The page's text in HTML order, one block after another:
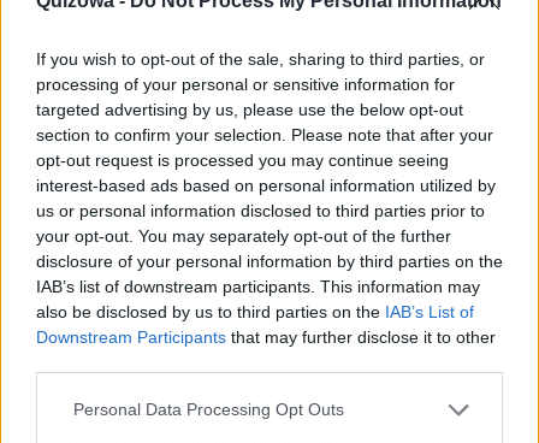
If you wish to opt-out of the sale, sharing to third parties, or
processing of your personal or sensitive information for
targeted advertising by us, please use the below opt-out
section to confirm your selection. Please note that after your
opt-out request is processed you may continue seeing
interest-based ads based on personal information utilized by
us or personal information disclosed to third parties prior to
your opt-out. You may separately opt-out of the further
disclosure of your personal information by third parties on the
IAB’s list of downstream participants. This information may
also be disclosed by us to third parties on the IAB’s List of
Downstream Participants that may further disclose it to other
Personal Data Processing Opt Outs
okiełznać? Dowiedzmy się, jaki los Cię czeka :)
Kobiece
Jakim typem kobiety jesteś?